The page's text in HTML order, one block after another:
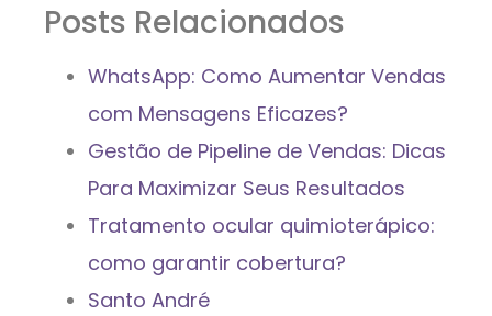
Posts Relacionados
WhatsApp: Como Aumentar Vendas
com Mensagens Eficazes?
Gestão de Pipeline de Vendas: Dicas
Para Maximizar Seus Resultados
Tratamento ocular quimioterápico:
como garantir cobertura?
Santo André